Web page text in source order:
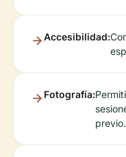
Accesibilidad:
Fotografía:
previo.